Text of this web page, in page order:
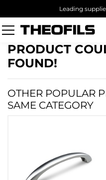
Leading
Search
products
PRODUCT
FOUND!
OTHER POPULAR
SAME CATEGORY